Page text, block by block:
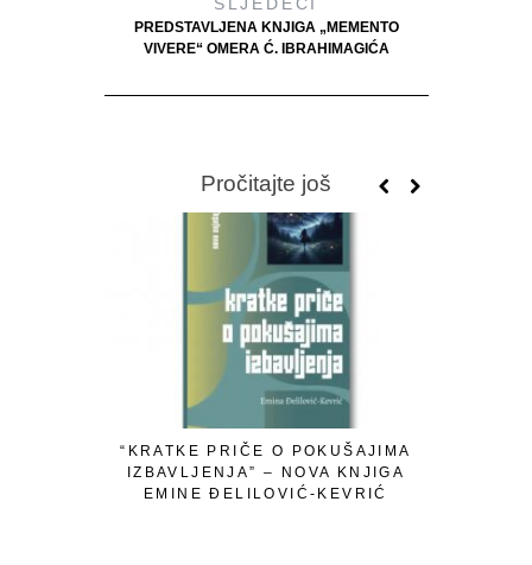
PREDSTAVLJENA KNJIGA „MEMENTO
VIVERE“ OMERA Ć. IBRAHIMAGIĆA
Pročitajte još
“KRATKE PRIČE O POKUŠAJIMA
IZBAVLJENJA” – NOVA KNJIGA
EMINE ĐELILOVIĆ-KEVRIĆ